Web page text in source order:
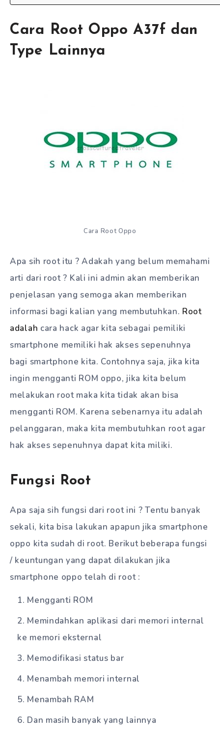
Cara Root Oppo A37f dan
Type Lainnya
Cara Root Oppo
Apa sih root itu ? Adakah yang belum memahami
arti dari root ? Kali ini admin akan memberikan
penjelasan yang semoga akan memberikan
informasi bagi kalian yang membutuhkan. Root
adalah cara hack agar kita sebagai pemiliki
smartphone memiliki hak akses sepenuhnya
bagi smartphone kita. Contohnya saja, jika kita
ingin mengganti ROM oppo, jika kita belum
melakukan root maka kita tidak akan bisa
mengganti ROM. Karena sebenarnya itu adalah
pelanggaran, maka kita membutuhkan root agar
hak akses sepenuhnya dapat kita miliki.
Fungsi Root
Apa saja sih fungsi dari root ini ? Tentu banyak
sekali, kita bisa lakukan apapun jika smartphone
oppo kita sudah di root. Berikut beberapa fungsi
/ keuntungan yang dapat dilakukan jika
smartphone oppo telah di root :
Mengganti ROM
Memindahkan aplikasi dari memori internal
ke memori eksternal
Memodifikasi status bar
Menambah memori internal
Menambah RAM
Dan masih banyak yang lainnya